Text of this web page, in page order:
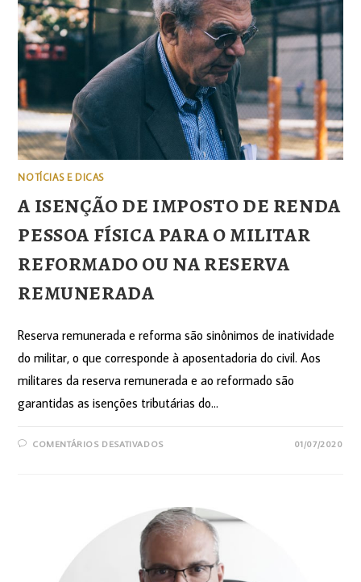
NOTÍCIAS E DICAS
A ISENÇÃO DE IMPOSTO DE RENDA
PESSOA FÍSICA PARA O MILITAR
REFORMADO OU NA RESERVA
REMUNERADA
Reserva remunerada e reforma são sinônimos de inatividade
do militar, o que corresponde à aposentadoria do civil. Aos
militares da reserva remunerada e ao reformado são
garantidas as isenções tributárias do…
COMENTÁRIOS DESATIVADOS 01/07/2020